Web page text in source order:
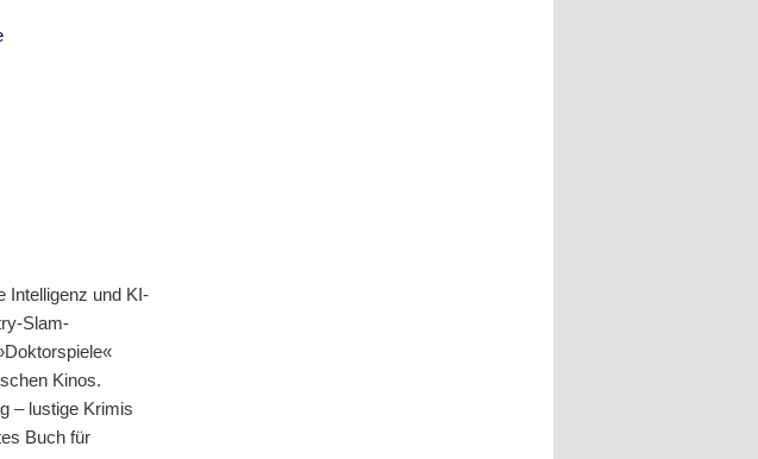
Intelligenz und KI-
Slam-
Kinos.
– lustige Krimis
Buch für